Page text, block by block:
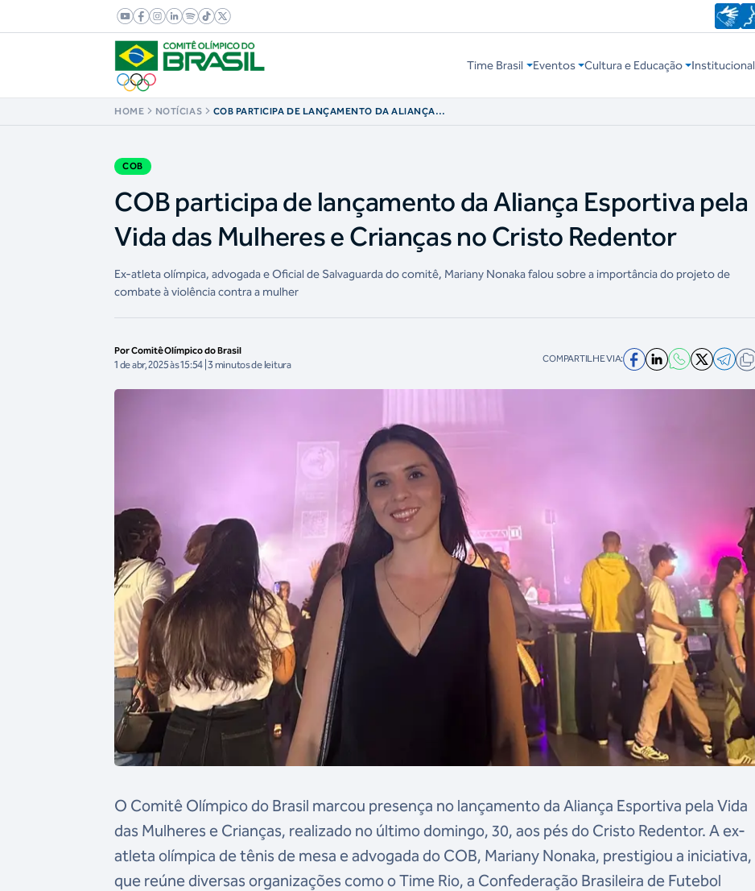
Time Brasil Eventos Cultura e Educação Institucional
HOME NOTÍCIAS
COB PARTICIPA DE LANÇAMENTO DA ALIANÇA
COB
COB participa de lançamento da Aliança Esportiva pela
Vida das Mulheres e Crianças no Cristo Redentor
Ex-atleta olímpica, advogada e Oficial de Salvaguarda do comitê, Mariany Nonaka falou sobre a importância do projeto de
combate à violência contra a mulher
Por Comitê Olímpico do Brasil
1 de abr, 2025 às 15:54 | 3 minutos de leitura COMPARTILHE VIA:
O Comitê Olímpico do Brasil marcou presença no lançamento da Aliança Esportiva pela Vida
das Mulheres e Crianças, realizado no último domingo, 30, aos pés do Cristo Redentor. A ex-
atleta olímpica de tênis de mesa e advogada do COB, Mariany Nonaka, prestigiou a iniciativa,
que reúne diversas organizações como o Time Rio, a Confederação Brasileira de Futebol